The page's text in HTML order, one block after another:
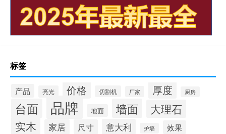
岩板是餐桌
沈阳岩板去哪买
岩板地台是几个面
博洛尼岩板做卧室柜子吗
32kw壁挂炉耗气量
标签
产品 亮光 价格 切割机 厂家 厚度 厨房
台面 品牌 地面 墙面
大理石
实木
家居 尺寸 意大利 护墙 效果